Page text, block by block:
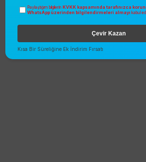
Paylaştığım bilgilerin KVKK kapsamında tarafınızca
WhatsApp üzerinden bilgilendirmeleri almayı kabul
Çevir Kazan
Kısa Bir Süreliğine Ek İndirim Fırsatı